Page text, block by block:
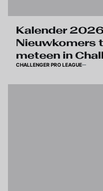
Kalender
Nieuwkomers
meteen in
League
CHALLENGER PRO LEAGUE